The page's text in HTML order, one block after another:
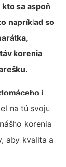
sa aspoň
napríklad so
korenia
i
na tú svoju
korenia
aby kvalita a